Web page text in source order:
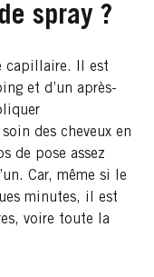
spray ?
capillaire. Il est
et d’un après-
des cheveux en
de pose assez
Car, même si le
minutes, il est
voire toute la